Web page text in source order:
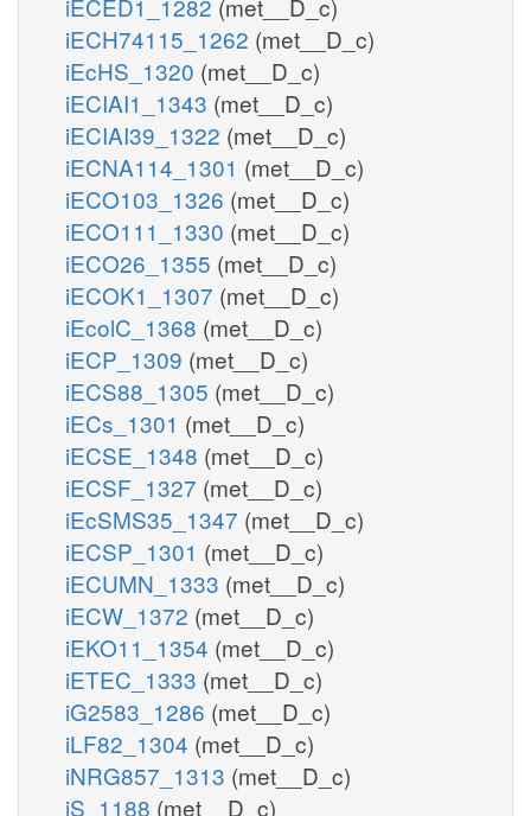
iECH74115_1262 (met__D_c)
iEcHS_1320 (met__D_c)
iECIAI1_1343 (met__D_c)
iECIAI39_1322 (met__D_c)
iECNA114_1301 (met__D_c)
iECO103_1326 (met__D_c)
iECO111_1330 (met__D_c)
iECO26_1355 (met__D_c)
iECOK1_1307 (met__D_c)
iEcolC_1368 (met__D_c)
iECP_1309 (met__D_c)
iECS88_1305 (met__D_c)
iECs_1301 (met__D_c)
iECSE_1348 (met__D_c)
iECSF_1327 (met__D_c)
iEcSMS35_1347 (met__D_c)
iECSP_1301 (met__D_c)
iECUMN_1333 (met__D_c)
iECW_1372 (met__D_c)
iEKO11_1354 (met__D_c)
iETEC_1333 (met__D_c)
iG2583_1286 (met__D_c)
iLF82_1304 (met__D_c)
iNRG857_1313 (met__D_c)
iS_1188 (met__D_c)